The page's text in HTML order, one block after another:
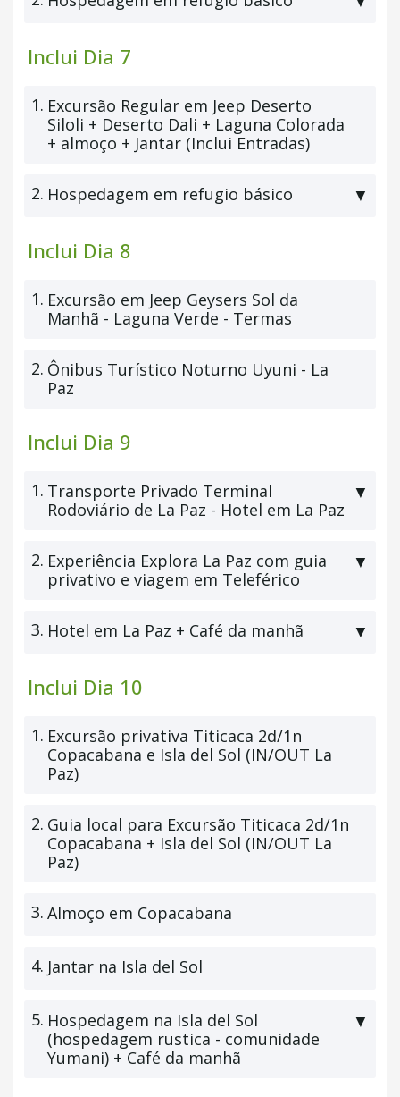
Inclui Dia 7
1. Excursão Regular em Jeep Deserto
Siloli + Deserto Dali + Laguna Colorada
+ almoço + Jantar (Inclui Entradas)
2. Hospedagem em refugio básico ▼
Inclui Dia 8
1. Excursão em Jeep Geysers Sol da
Manhã - Laguna Verde - Termas
2. Ônibus Turístico Noturno Uyuni - La
Paz
Inclui Dia 9
1. Transporte Privado Terminal
Rodoviário de La Paz - Hotel em La Paz
▼
2. Experiência Explora La Paz com guia
privativo e viagem em Teleférico
▼
3. Hotel em La Paz + Café da manhã ▼
Inclui Dia 10
1. Excursão privativa Titicaca 2d/1n
Copacabana e Isla del Sol (IN/OUT La
Paz)
2. Guia local para Excursão Titicaca 2d/1n
Copacabana + Isla del Sol (IN/OUT La
Paz)
3. Almoço em Copacabana
4. Jantar na Isla del Sol
5. Hospedagem na Isla del Sol
(hospedagem rustica - comunidade
Yumani) + Café da manhã
▼